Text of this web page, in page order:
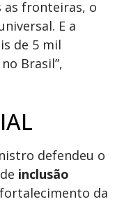
as fronteiras, o
E a
de 5 mil
Brasil”,
defendeu o
inclusão
da